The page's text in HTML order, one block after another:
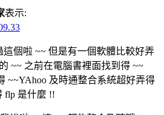
表示:
這個啦 ~~ 但是有一個軟體比較好弄
~~ 之前在電腦書裡面找到得 ~~
~~YAhoo 及時通整合系統超好弄得
flp 是什麼 !!